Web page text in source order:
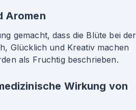
Aromen
gemacht, dass die Blüte bei der
Glücklich und Kreativ machen
als Fruchtig beschrieben.
Wirkung von